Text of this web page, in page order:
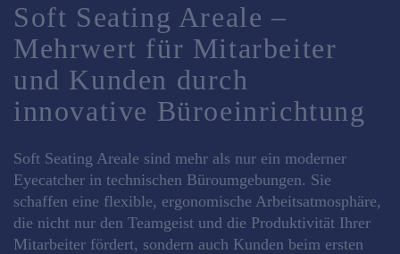
Soft Seating Areale –
Mehrwert für Mitarbeiter
und Kunden durch
innovative Büroeinrichtung
Soft Seating Areale sind mehr als nur ein moderner
Eyecatcher in technischen Büroumgebungen. Sie
schaffen eine flexible, ergonomische Arbeitsatmosphäre,
die nicht nur den Teamgeist und die Produktivität Ihrer
Mitarbeiter fördert, sondern auch Kunden beim ersten